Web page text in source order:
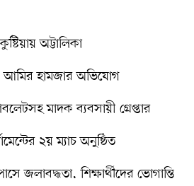
অট্টালিকা
আমির হামজার অভিযোগ
মাদক ব্যবসায়ী গ্রেপ্তার
২য় ম্যাচ অনুষ্ঠিত
জলাবদ্ধতা, শিক্ষার্থীদের ভোগান্তি